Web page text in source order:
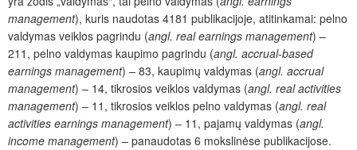
management), kuris naudotas 4181 publikacijoje, atitinkamai: pelno
valdymas veiklos pagrindu (angl. real earnings management) –
211, pelno valdymas kaupimo pagrindu (angl. accrual-based
earnings management) – 83, kaupimų valdymas (angl. accrual
management) – 14, tikrosios veiklos valdymas (angl. real activities
management) – 11, tikrosios veiklos pelno valdymas (angl. real
activities earnings management) – 11, pajamų valdymas (angl.
income management) – panaudotas 6 mokslinėse publikacijose.